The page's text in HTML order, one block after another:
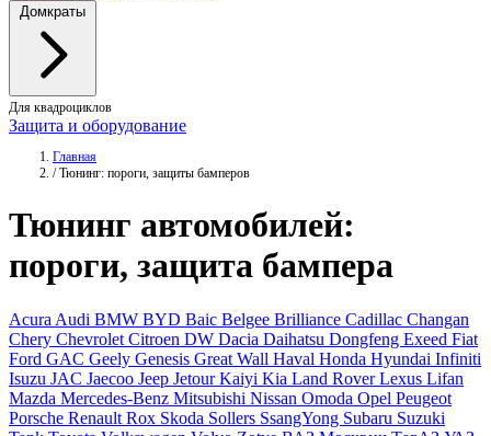
Домкраты
Для квадроциклов
Защита и оборудование
Главная
/ Тюнинг: пороги, защиты бамперов
Тюнинг автомобилей:
пороги, защита бампера
Acura Audi BMW BYD Baic Belgee Brilliance Cadillac Changan
Chery Chevrolet Citroen DW Dacia Daihatsu Dongfeng Exeed Fiat
Ford GAC Geely Genesis Great Wall Haval Honda Hyundai Infiniti
Isuzu JAC Jaecoo Jeep JetourKaiyi Kia Land RoverLexus Lifan
Mazda Mercedes-Benz Mitsubishi Nissan Omoda Opel Peugeot
Porsche Renault Rox Skoda Sollers SsangYong Subaru Suzuki